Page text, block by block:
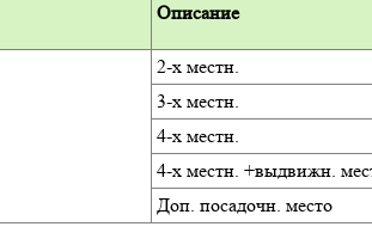
Описание
2-х местн.
3-х местн.
4-х местн.
4-х местн. +выдвижн.
Доп. посадочн. место